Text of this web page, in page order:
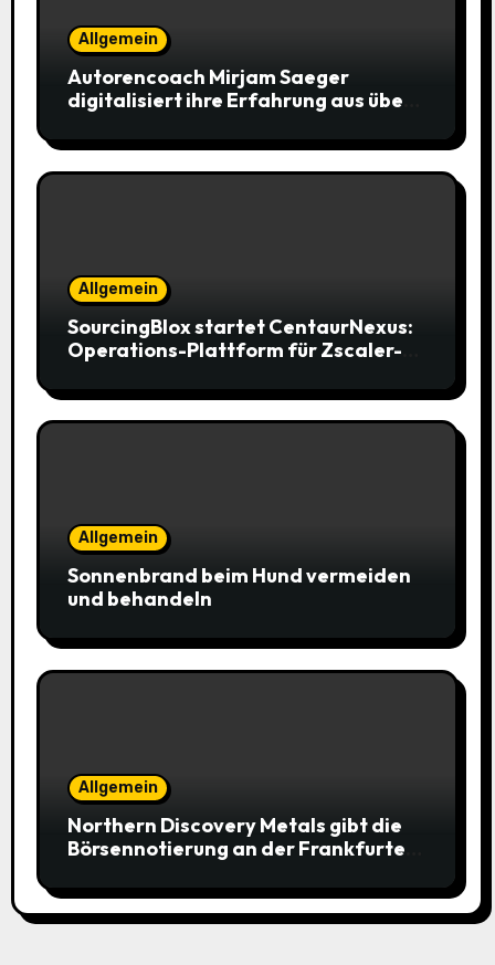
Allgemein
Autorencoach Mirjam Saeger
digitalisiert ihre Erfahrung aus über
Allgemein
SourcingBlox startet CentaurNexus:
Operations-Plattform für Zscaler-
Allgemein
Sonnenbrand beim Hund vermeiden
und behandeln
Allgemein
Northern Discovery Metals gibt die
Börsennotierung an der Frankfurter